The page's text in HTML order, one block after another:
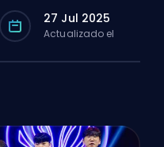
27 Jul 2025
Actualizado el